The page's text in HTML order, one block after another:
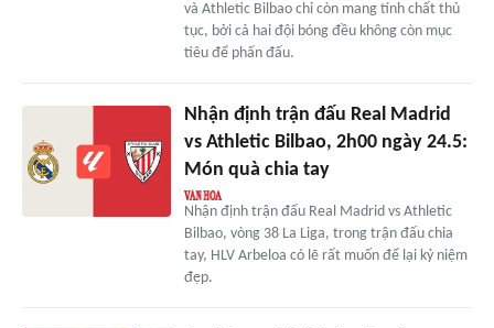
và Athletic Bilbao chỉ còn mang tính chất thủ
tục, bởi cả hai đội bóng đều không còn mục
tiêu để phấn đấu.
Nhận định trận đấu Real Madrid
vs Athletic Bilbao, 2h00 ngày 24.5:
Món quà chia tay
Nhận định trận đấu Real Madrid vs Athletic
Bilbao, vòng 38 La Liga, trong trận đấu chia
tay, HLV Arbeloa có lẽ rất muốn để lại kỷ niệm
đẹp.